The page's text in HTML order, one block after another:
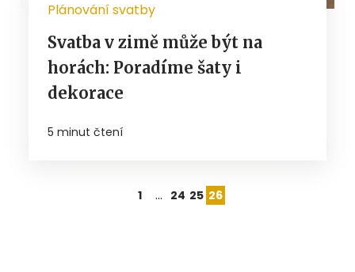
Plánování svatby
Svatba v zimě může být na
horách: Poradíme šaty i
dekorace
5 minut čtení
1 … 24 25 26